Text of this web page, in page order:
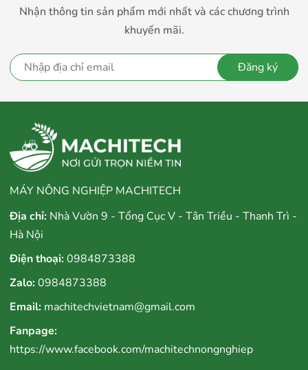
Nhận thông tin sản phẩm mới nhất và các chương trình
khuyến mãi.
Đăng ký
MÁY NÔNG NGHIỆP MACHITECH
Địa chỉ: Nhà Vườn 9 - Tổng Cục V - Tân Triều - Thanh Trì -
Hà Nội
Điện thoại:0984873388
Zalo:0984873388
Email: machitechvietnam@gmail.com
Fanpage:
https://www.facebook.com/machitechnongnghiep